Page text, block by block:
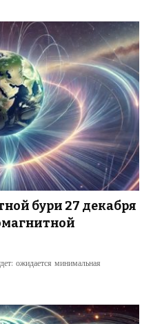
бури 27 декабря
ожидается минимальная